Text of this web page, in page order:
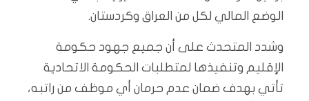
الوضع المالي لكل من العراق وكردستان.
وشدد المتحدث على أن جميع جهود حكومة
الإقليم وتنفيذها لمتطلبات الحكومة الاتحادية
تأتي بهدف ضمان عدم حرمان أي موظف من راتبه،